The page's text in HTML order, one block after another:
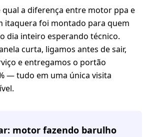
qual a diferença entre motor ppa e
itaquera foi montado para quem
dia inteiro esperando técnico.
curta, ligamos antes de sair,
e entregamos o portão
— tudo em uma única visita
motor fazendo barulho